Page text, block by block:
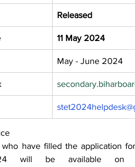
Released
11 May 2024
May - June 2024
have filled the application